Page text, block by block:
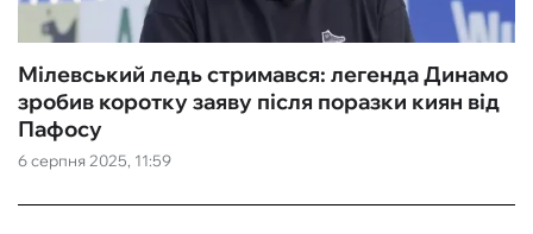
6 серпня 2025, 11:59
Мілевський ледь стримався: легенда Динамо
зробив коротку заяву після поразки киян від
Пафосу